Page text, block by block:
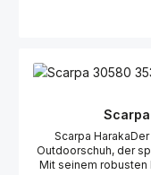
Scarpa
Outdoorschuh, der
Mit seinem robusten